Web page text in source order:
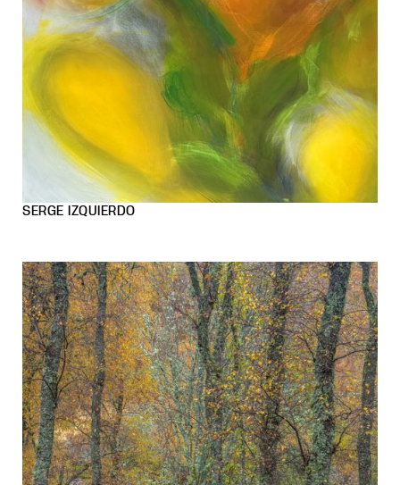
SERGE IZQUIERDO